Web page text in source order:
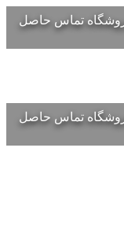
تماس حاصل
تماس حاصل